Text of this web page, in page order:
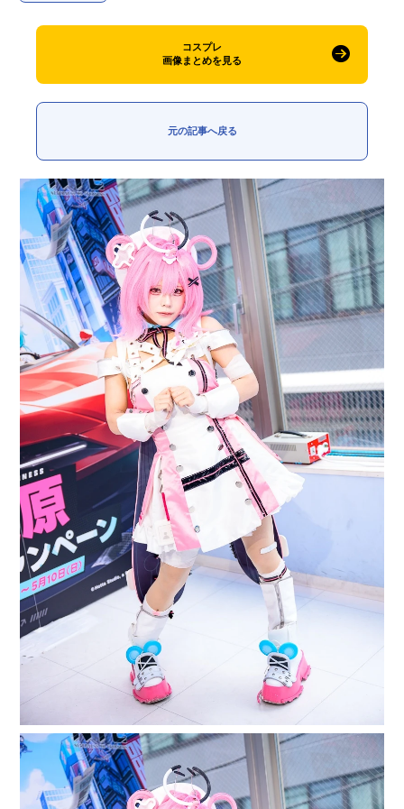
FOLLOW US
コスプレ
画像まとめを見る
元の記事へ戻る